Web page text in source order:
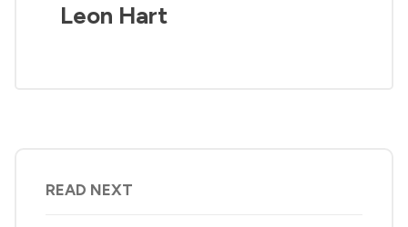
Leon Hart
READ NEXT